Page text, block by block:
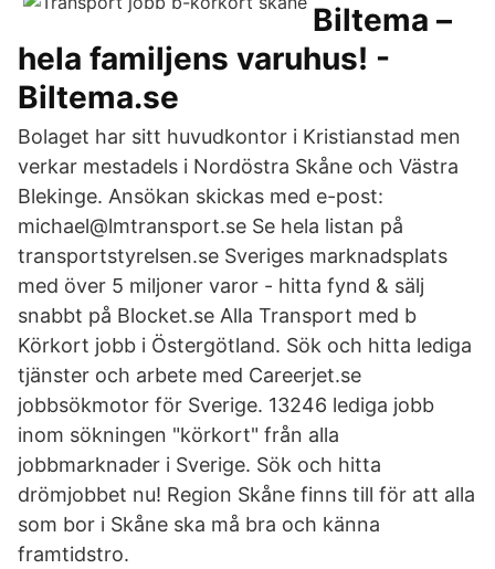
Biltema –
hela familjens varuhus! -
Biltema.se
Bolaget har sitt huvudkontor i Kristianstad men
verkar mestadels i Nordöstra Skåne och Västra
Blekinge. Ansökan skickas med e-post:
michael@lmtransport.se Se hela listan på
transportstyrelsen.se Sveriges marknadsplats
med över 5 miljoner varor - hitta fynd & sälj
snabbt på Blocket.se Alla Transport med b
Körkort jobb i Östergötland. Sök och hitta lediga
tjänster och arbete med Careerjet.se
jobbsökmotor för Sverige. 13246 lediga jobb
inom sökningen "körkort" från alla
jobbmarknader i Sverige. Sök och hitta
drömjobbet nu! Region Skåne finns till för att alla
som bor i Skåne ska må bra och känna
framtidstro.